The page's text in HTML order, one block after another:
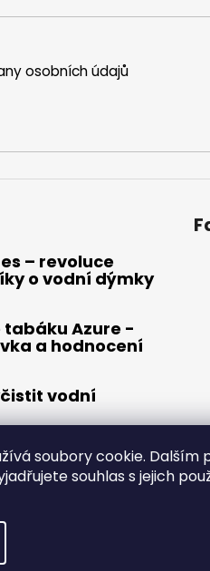
soubory cookie. Dalším
souhlas s jejich
osobních údajů
– revoluce
o vodní dýmky
tabáku Azure -
a hodnocení
vodní